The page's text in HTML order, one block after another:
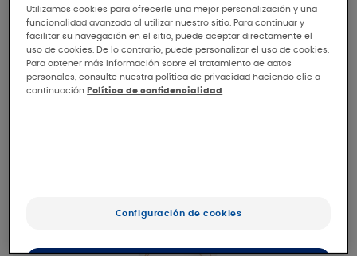
Utilizamos cookies para ofrecerle una mejor personalización y una
funcionalidad avanzada al utilizar nuestro sitio. Para continuar y
facilitar su navegación en el sitio, puede aceptar directamente el
uso de cookies. De lo contrario, puede personalizar el uso de cookies.
Para obtener más información sobre el tratamiento de datos
personales, consulte nuestra política de privacidad haciendo clic a
continuación: Política de confidencialidad
Configuración de cookies